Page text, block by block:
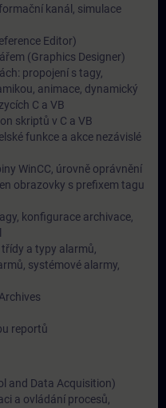
kanál, simulace
Editor)
(Graphics Designer)
propojení s tagy,
animace, dynamický
C a VB
skriptů v C a VB
funkce a akce nezávislé
WinCC, úrovně oprávnění
obrazovky s prefixem tagu
konfigurace archivace,
a typy alarmů,
systémové alarmy,
reportů
and Data Acquisition)
a ovládání procesů,